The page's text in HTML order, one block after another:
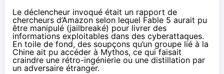
Le déclencheur invoqué était un rapport de
chercheurs d’Amazon selon lequel Fable 5 aurait pu
être manipulé (jailbreaké) pour livrer des
informations exploitables dans des cyberattaques.
En toile de fond, des soupçons qu’un groupe lié à la
Chine ait pu accéder à Mythos, ce qui faisait
craindre une rétro-ingénierie ou une distillation par
un adversaire étranger.